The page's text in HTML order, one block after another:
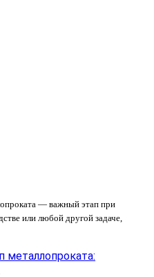
— важный этап при
или любой другой задаче,